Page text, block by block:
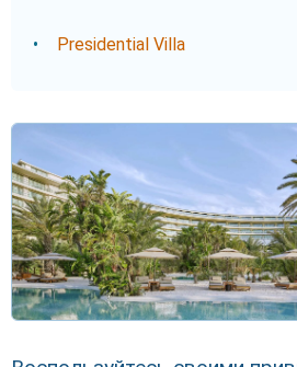
Presidential Villa